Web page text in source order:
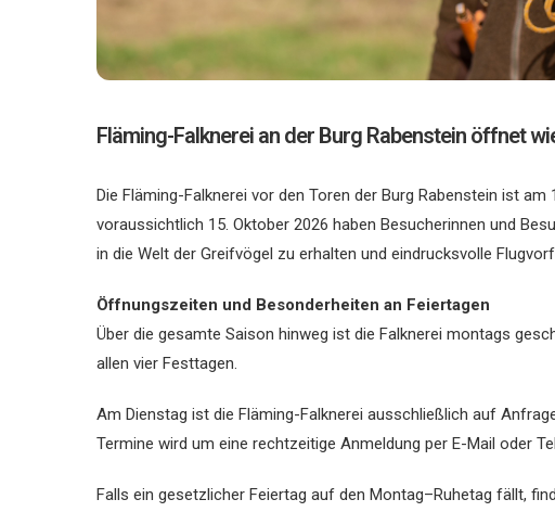
Fläming-Falknerei an der Burg Rabenstein öffnet
Die Fläming-Falknerei vor den Toren der Burg Rabenstein ist
voraussichtlich 15. Oktober 2026 haben Besucherinnen und
in die Welt der Greifvögel zu erhalten und eindrucksvolle
Öffnungszeiten und Besonderheiten an Feiertagen
Über die gesamte Saison hinweg ist die Falknerei montags
allen vier Festtagen.
Am Dienstag ist die Fläming-Falknerei ausschließlich auf
Termine wird um eine rechtzeitige Anmeldung per E-Mail oder
Falls ein gesetzlicher Feiertag auf den Montag–Ruhetag fällt,